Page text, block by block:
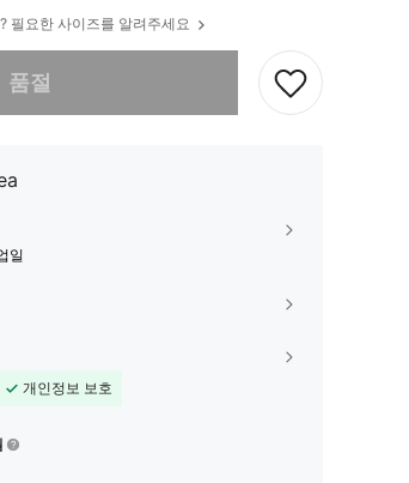
필요한 사이즈를 알려주세요
품절
었습니다.
일
개인정보 보호